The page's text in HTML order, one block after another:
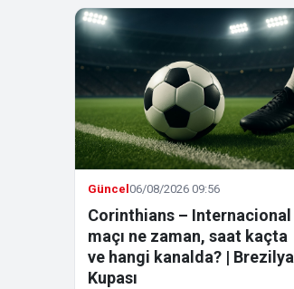
Güncel 06/08/2026 09:56
Corinthians – Internacional
maçı ne zaman, saat kaçta
ve hangi kanalda? | Brezilya
Kupası